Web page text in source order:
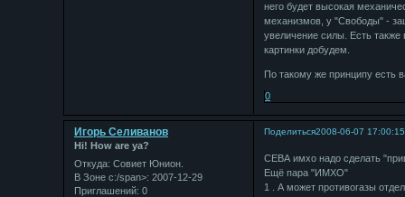
него будет высокая
механизмов, у "Свободы" -
увеличение силы. Есть
картинки добудем.
По такому же принципу есть
0
Поделиться2008-06-07 17:00:15
Игорь Селиванов
Hi! How are ya?
Откуда: Совиет Юнион.
В Зоне с:/span>: 2007-12-29
Приглашений: 0
СЕВА имхо надо сделать
Ещё пара "ИМХО"
1 . А может противогазы